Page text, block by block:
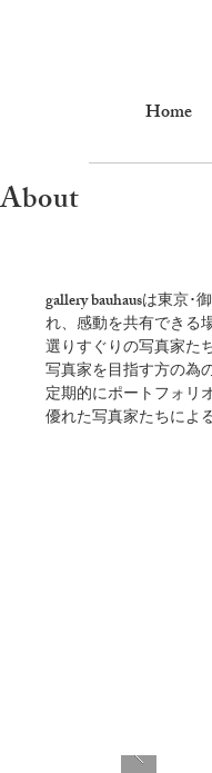
Home
About
gallery bauhausは東京
れ、感動を共有できる
選りすぐりの写真家た
写真家を目指す方の為
定期的にポートフォリ
優れた写真家たちによ